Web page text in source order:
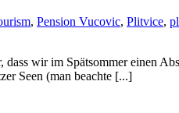
, Pension Vucovic, Plitvice,
wir im Spätsommer einen
Seen (man beachte [...]